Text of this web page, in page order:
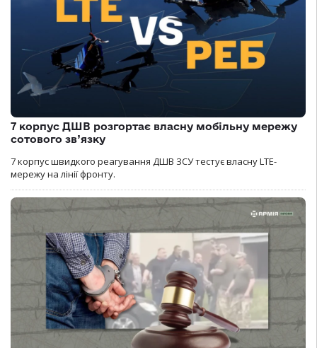
7 корпус ДШВ розгортає власну мобільну мережу
сотового зв’язку
7 корпус швидкого реагування ДШВ ЗСУ тестує власну LTE-
мережу на лінії фронту.